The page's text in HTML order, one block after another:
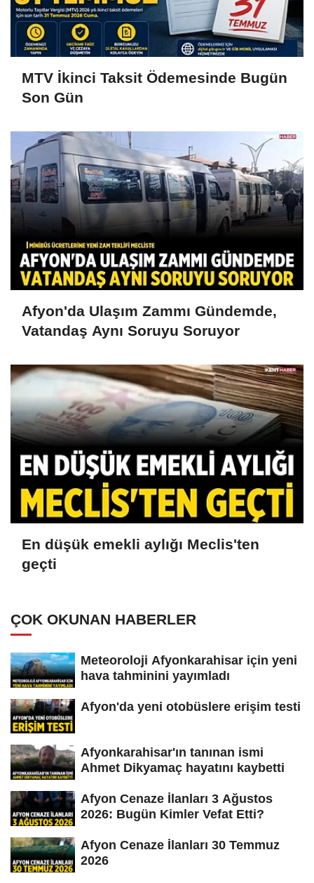
MTV İkinci Taksit Ödemesinde Bugün
Son Gün
Afyon'da Ulaşım Zammı Gündemde,
Vatandaş Aynı Soruyu Soruyor
En düşük emekli aylığı Meclis'ten
geçti
ÇOK OKUNAN HABERLER
Meteoroloji Afyonkarahisar için yeni
hava tahminini yayımladı
Afyon'da yeni otobüslere erişim testi
Afyonkarahisar'ın tanınan ismi
Ahmet Dikyamaç hayatını kaybetti
Afyon Cenaze İlanları 3 Ağustos
2026: Bugün Kimler Vefat Etti?
Afyon Cenaze İlanları 30 Temmuz
2026